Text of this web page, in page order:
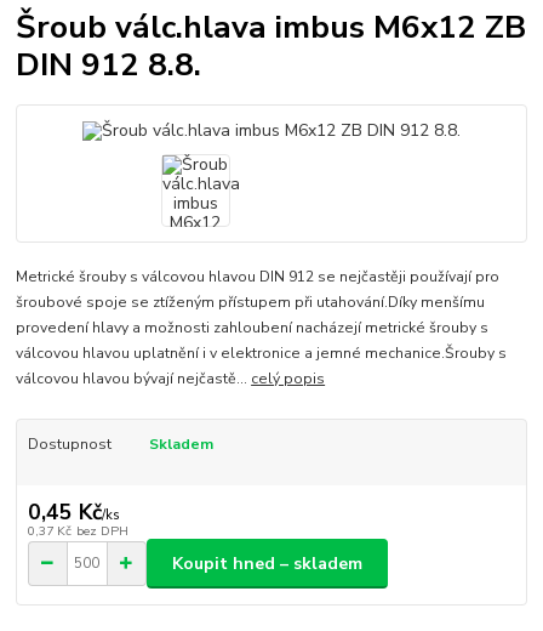
Šroub válc.hlava imbus M6x12 ZB
DIN 912 8.8.
Metrické šrouby s válcovou hlavou DIN 912 se nejčastěji používají pro
šroubové spoje se ztíženým přístupem při utahování.Díky menšímu
provedení hlavy a možnosti zahloubení nacházejí metrické šrouby s
válcovou hlavou uplatnění i v elektronice a jemné mechanice.Šrouby s
válcovou hlavou bývají nejčastě... celý popis
Dostupnost Skladem
0,45 Kč/ks
0,37 Kč bez DPH
Koupit hned – skladem